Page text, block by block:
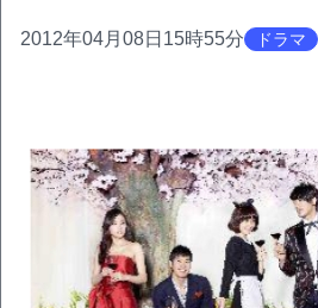
2012年04月08日15時55分 ドラマ